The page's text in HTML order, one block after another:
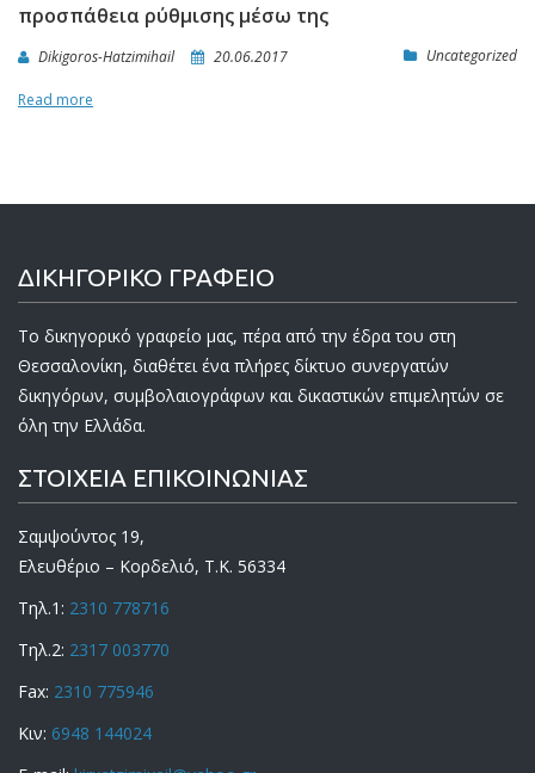
προσπάθεια ρύθμισης μέσω της
Dikigoros-Hatzimihail 20.06.2017 Uncategorized
Read more
ΔΙΚΗΓΟΡΙΚΟ ΓΡΑΦΕΙΟ
Το δικηγορικό γραφείο μας, πέρα από την έδρα του στη
Θεσσαλονίκη, διαθέτει ένα πλήρες δίκτυο συνεργατών
δικηγόρων, συμβολαιογράφων και δικαστικών επιμελητών σε
όλη την Ελλάδα.
ΣΤΟΙΧΕΙΑ ΕΠΙΚΟΙΝΩΝΙΑΣ
Σαμψούντος 19,
Ελευθέριο – Κορδελιό, Τ.Κ. 56334
Τηλ.1: 2310 778716
Τηλ.2: 2317 003770
Fax: 2310 775946
Κιν: 6948 144024